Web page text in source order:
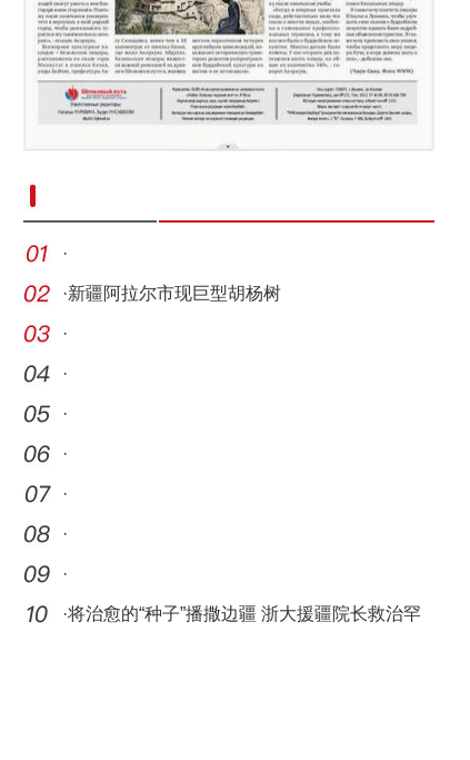
·
·新疆阿拉尔市现巨型胡杨树
·
·
·
·
·
·
·
·将治愈的“种子”播撒边疆 浙大援疆院长救治罕